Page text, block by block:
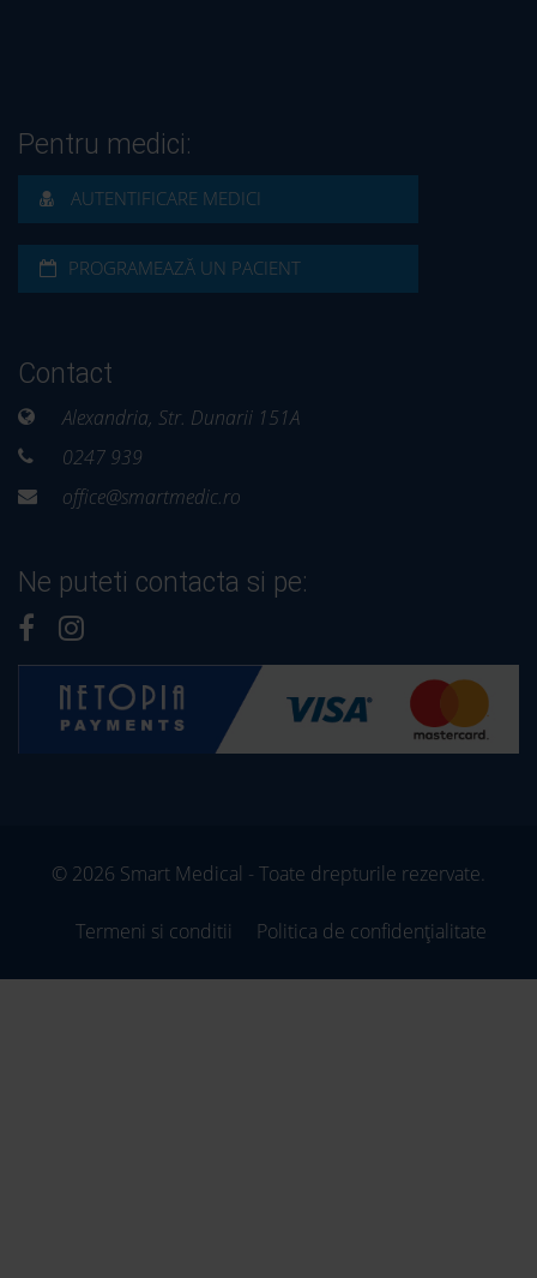
Pentru medici:
AUTENTIFICARE MEDICI
PROGRAMEAZĂ UN PACIENT
Contact
Alexandria, Str. Dunarii 151A
0247 939
office@smartmedic.ro
Ne puteti contacta si pe:
© 2026 Smart Medical - Toate drepturile rezervate.
Termeni si conditii Politica de confidențialitate